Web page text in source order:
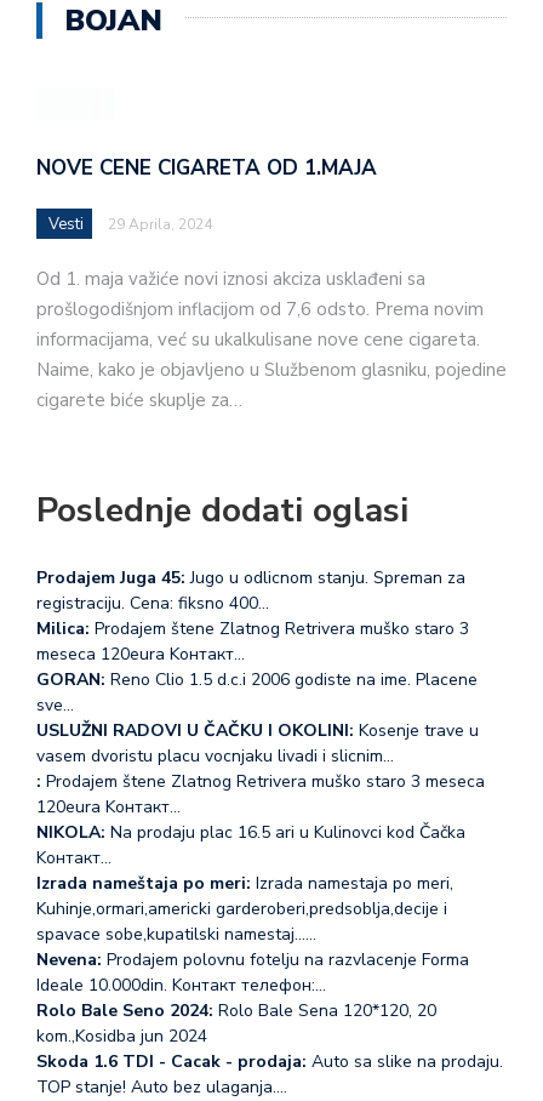
BOJAN
NOVE CENE CIGARETA OD 1.MAJA
Vesti 29 Aprila, 2024
Od 1. maja važiće novi iznosi akciza usklađeni sa
prošlogodišnjom inflacijom od 7,6 odsto. Prema novim
informacijama, već su ukalkulisane nove cene cigareta.
Naime, kako je objavljeno u Službenom glasniku, pojedine
cigarete biće skuplje za…
Poslednje dodati oglasi
Prodajem Juga 45: Jugo u odlicnom stanju. Spreman za
registraciju. Cena: fiksno 400…
Milica: Prodajem štene Zlatnog Retrivera muško staro 3
meseca 120eura Koнтакт…
GORAN: Reno Clio 1.5 d.c.i 2006 godiste na ime. Placene
sve…
USLUŽNI RADOVI U ČAČKU I OKOLINI: Kosenje trave u
vasem dvoristu placu vocnjaku livadi i slicnim…
: Prodajem štene Zlatnog Retrivera muško staro 3 meseca
120eura Koнтакт…
NIKOLA: Na prodaju plac 16.5 ari u Kulinovci kod Čačka
Koнтакт…
Izrada nameštaja po meri: Izrada namestaja po meri,
Kuhinje,ormari,americki garderoberi,predsoblja,decije i
spavace sobe,kupatilski namestaj...…
Nevena: Prodajem polovnu fotelju na razvlacenje Forma
Ideale 10.000din. Koнтакт телефон:…
Rolo Bale Seno 2024: Rolo Bale Sena 120*120, 20
kom.,Kosidba jun 2024
Skoda 1.6 TDI - Cacak - prodaja: Auto sa slike na prodaju.
TOP stanje! Auto bez ulaganja.…